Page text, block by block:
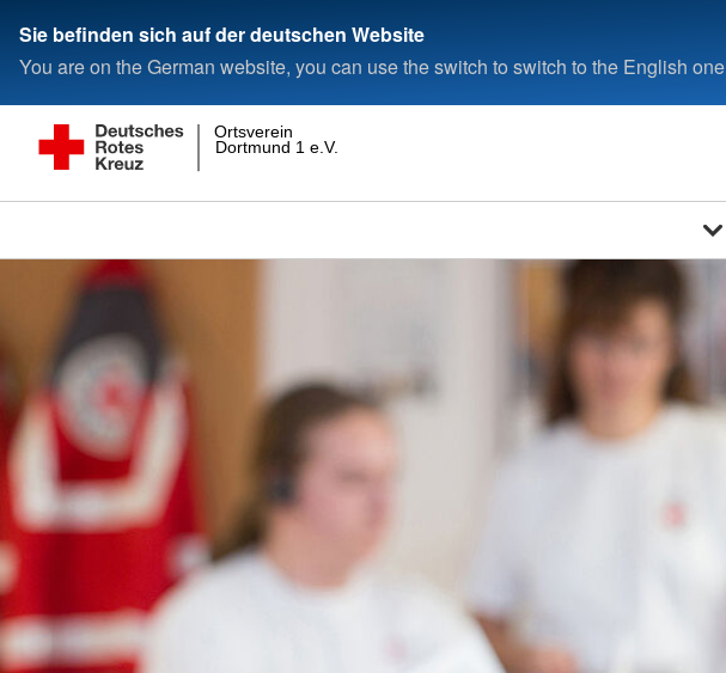
Sie befinden sich auf der deutschen Website
You are on the German website, you can use the switch to switch to the English one
Dortmund 1 e.V.
Ortsverein